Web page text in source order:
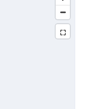
9-րդ դարում։
խաչքարը՝ իր